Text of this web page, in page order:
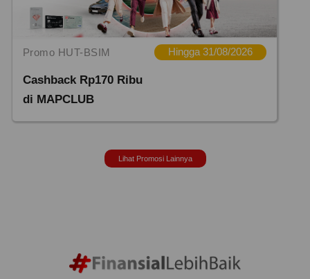
Promo HUT-BSIM Hingga 31/08/2026
Cashback Rp170 Ribu
di MAPCLUB
Lihat Promosi Lainnya